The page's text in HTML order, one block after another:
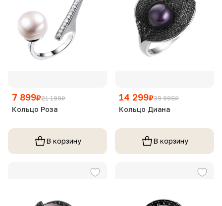
7 899₽21 199₽
Кольцо Роза
В корзину
14 299₽39 999₽
Кольцо Диана
В корзину